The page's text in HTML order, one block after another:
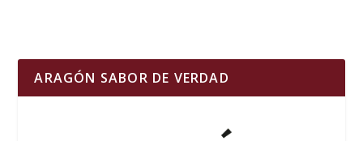
ARAGÓN SABOR DE VERDAD